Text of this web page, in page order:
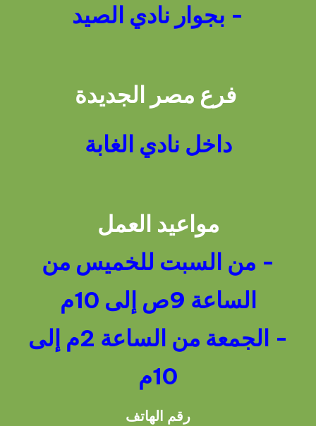
- بجوار نادي الصيد
فرع مصر الجديدة
داخل نادي الغابة
مواعيد العمل
- من السبت للخميس من
الساعة 9ص إلى 10م
- الجمعة من الساعة 2م إلى
10م
رقم الهاتف